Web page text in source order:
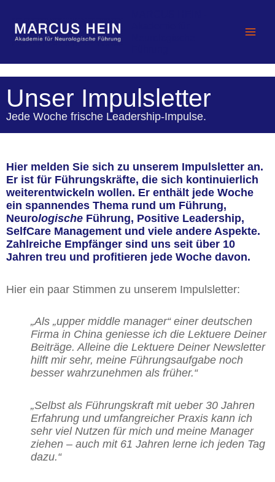
springen
Unser Impulsletter
Jede Woche frische Leadership-Impulse.
Hier melden Sie sich zu unserem Impulsletter an.
Er ist für Führungskräfte, die sich kontinuierlich
weiterentwickeln wollen. Er enthält jede Woche
ein spannendes Thema rund um Führung,
Neurologische Führung, Positive Leadership,
SelfCare Management und viele andere Aspekte.
Zahlreiche Empfänger sind uns seit über 10
Jahren treu und profitieren jede Woche davon.
Hier ein paar Stimmen zu unserem Impulsletter:
„Als „upper middle manager“ einer deutschen
Firma in China geniesse ich die Lektuere Deiner
Beiträge.Alleine die Lektuere Deiner Newsletter
hilft mir sehr, meine Führungsaufgabe noch
besser wahrzunehmen als früher.“
„Selbst als Führungskraft mit ueber 30 Jahren
Erfahrung und umfangreicher Praxis kann ich
sehr viel Nutzen für mich und meine Manager
ziehen – auch mit 61 Jahren lerne ich jeden Tag
dazu.“